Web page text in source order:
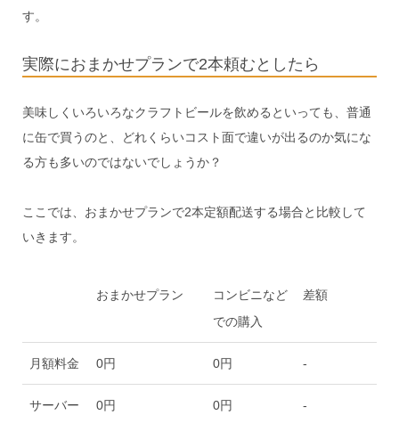
す。
実際におまかせプランで2本頼むとしたら
美味しくいろいろなクラフトビールを飲めるといっても、普通
に缶で買うのと、どれくらいコスト面で違いが出るのか気にな
る方も多いのではないでしょうか？
ここでは、おまかせプランで2本定額配送する場合と比較して
いきます。
おまかせプラン
コンビニなど
での購入
差額
おまかせプラン
コンビニなど
での購入
月額料金 0円 0円 -
サーバー
0円 0円 -